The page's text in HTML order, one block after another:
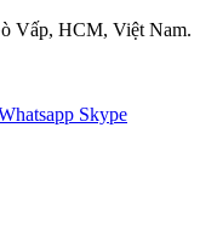
Vấp, HCM, Việt Nam.
Skype